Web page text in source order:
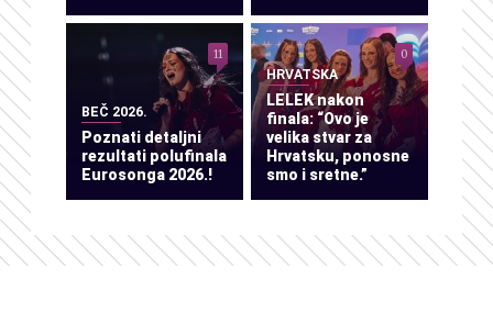
BEČ 2026.
Poznati detaljni
rezultati polufinala
Eurosonga 2026.!
11
HRVATSKA
LELEK nakon
finala: “Ovo je
velika stvar za
Hrvatsku, ponosne
smo i sretne.”
0